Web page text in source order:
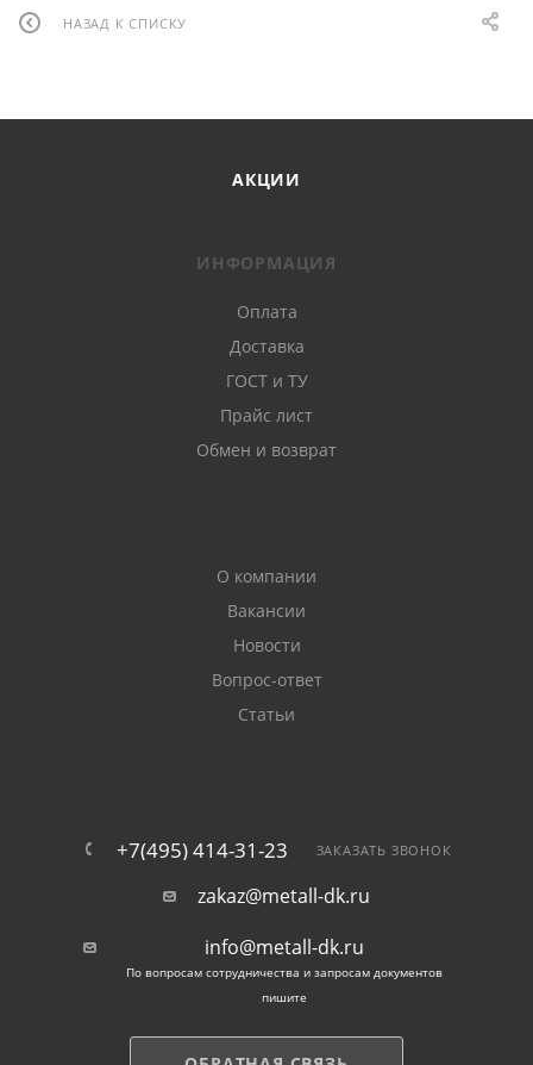
НАЗАД К СПИСКУ
АКЦИИ
ИНФОРМАЦИЯ
Оплата
Доставка
ГОСТ и ТУ
Прайс лист
Обмен и возврат
О компании
Вакансии
Новости
Вопрос-ответ
Статьи
+7(495) 414-31-23 ЗАКАЗАТЬ ЗВОНОК
zakaz@metall-dk.ru
info@metall-dk.ru
По вопросам сотрудничества и запросам документов
пишите